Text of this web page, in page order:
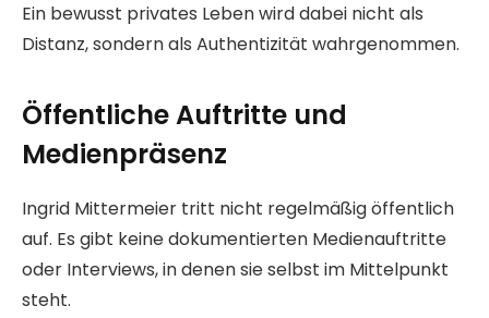
Ein bewusst privates Leben wird dabei nicht als
Distanz, sondern als Authentizität wahrgenommen.
Öffentliche Auftritte und
Medienpräsenz
Ingrid Mittermeier tritt nicht regelmäßig öffentlich
auf. Es gibt keine dokumentierten Medienauftritte
oder Interviews, in denen sie selbst im Mittelpunkt
steht.